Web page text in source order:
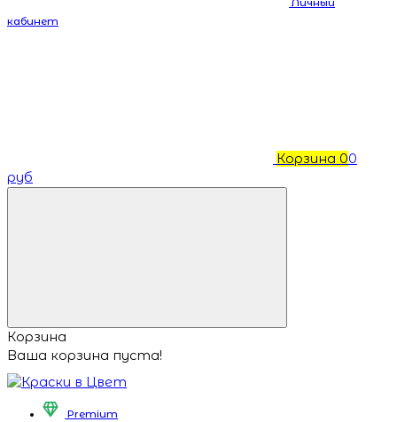
кабинет
Корзина 00
руб
Корзина
Ваша корзина пуста!
Premium